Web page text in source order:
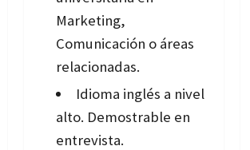
Marketing,
Comunicación o áreas
relacionadas.
Idioma inglés a nivel
alto. Demostrable en
entrevista.